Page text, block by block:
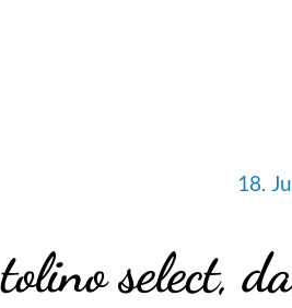
18.
tolino select,